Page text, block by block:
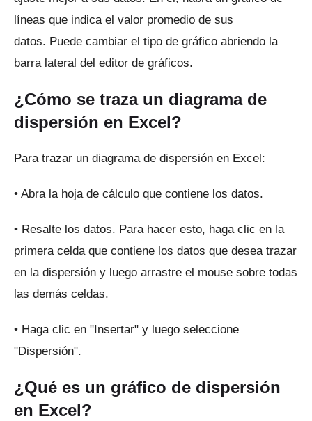
líneas que indica el valor promedio de sus
datos. Puede cambiar el tipo de gráfico abriendo la
barra lateral del editor de gráficos.
¿Cómo se traza un diagrama de
dispersión en Excel?
Para trazar un diagrama de dispersión en Excel:
• Abra la hoja de cálculo que contiene los datos.
• Resalte los datos. Para hacer esto, haga clic en la
primera celda que contiene los datos que desea trazar
en la dispersión y luego arrastre el mouse sobre todas
las demás celdas.
• Haga clic en "Insertar" y luego seleccione
"Dispersión".
¿Qué es un gráfico de dispersión
en Excel?